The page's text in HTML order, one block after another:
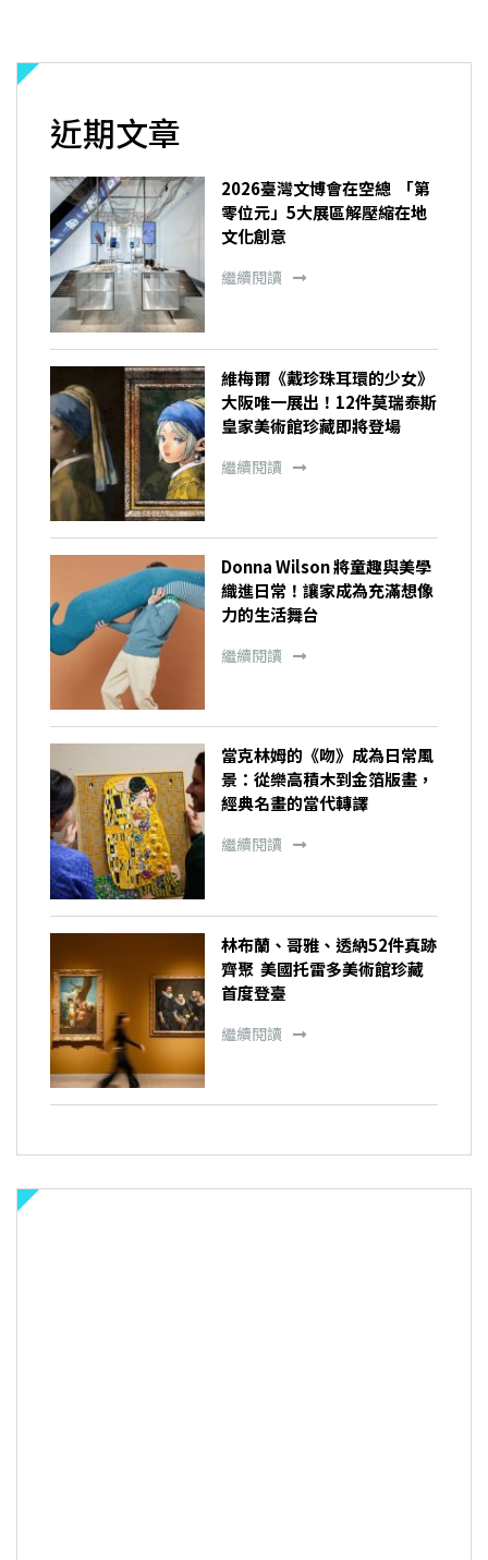
近期文章
2026臺灣文博會在空總 「第
零位元」5大展區解壓縮在地
文化創意
繼續閱讀
維梅爾《戴珍珠耳環的少女》
大阪唯一展出！12件莫瑞泰斯
皇家美術館珍藏即將登場
繼續閱讀
Donna Wilson 將童趣與美學
織進日常！讓家成為充滿想像
力的生活舞台
繼續閱讀
當克林姆的《吻》成為日常風
景：從樂高積木到金箔版畫，
經典名畫的當代轉譯
繼續閱讀
林布蘭、哥雅、透納52件真跡
齊聚 美國托雷多美術館珍藏
首度登臺
繼續閱讀